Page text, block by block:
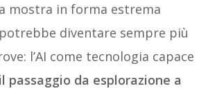
mostra in forma estrema
diventare sempre più
l’AI come tecnologia capace
passaggio da esplorazione a